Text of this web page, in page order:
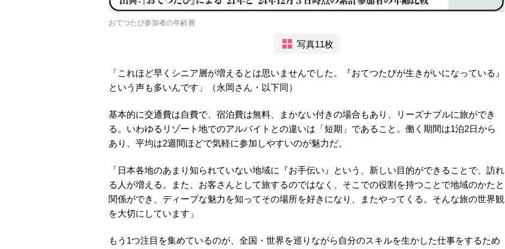
おてつたび参加者の年齢層
写真11枚
「これほど早くシニア層が増えるとは思いませんでした。『おてつたびが生きがいになっている』
という声も多いんです」（永岡さん・以下同）
基本的に交通費は自費で、宿泊費は無料、まかない付きの場合もあり、リーズナブルに旅ができ
る。いわゆるリゾート地でのアルバイトとの違いは「短期」であること。働く期間は1泊2日から
あり、平均は2週間ほどで気軽に参加しやすいのが魅力だ。
「日本各地のあまり知られていない地域に『お手伝い』という、新しい目的ができることで、訪れ
る人が増える。また、お客さんとして旅するのではなく、そこでの役割を持つことで地域のかたと
関係ができ、ディープな魅力を知ってその場所を好きになり、またやってくる。そんな旅の世界観
を大切にしています」
もう1つ注目を集めているのが、全国・世界を巡りながら自分のスキルを生かした仕事をするため